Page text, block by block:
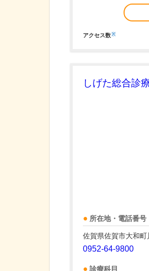
アクセス数※
しげた総合診
所在地・電話番号
佐賀県佐賀市大和町
0952-64-9800
診療科目